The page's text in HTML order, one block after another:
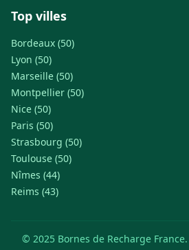
Top villes
Bordeaux (50)
Lyon (50)
Marseille (50)
Montpellier (50)
Nice (50)
Paris (50)
Strasbourg (50)
Toulouse (50)
Nîmes (44)
Reims (43)
© 2025 Bornes de Recharge